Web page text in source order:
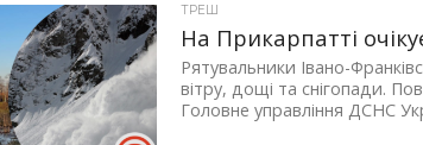
ТРЕШ
На Прикарпатті
Рятувальники Івано-
вітру, дощі та снігопади.
Головне управління ДСНС